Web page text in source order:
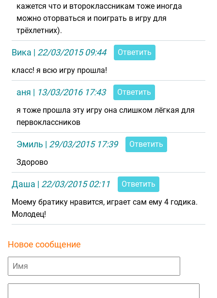
кажется что и второклассникам тоже иногда
можно оторваться и поиграть в игру для
трёхлетних).
Вика | 22/03/2015 09:44
Ответить
класс! я всю игру прошла!
аня | 13/03/2016 17:43
Ответить
я тоже прошла эту игру она слишком лёгкая для
первоклассников
Эмиль | 29/03/2015 17:39
Ответить
Здорово
Даша | 22/03/2015 02:11
Ответить
Моему братику нравится, играет сам ему 4 годика.
Молодец!
Новое сообщение